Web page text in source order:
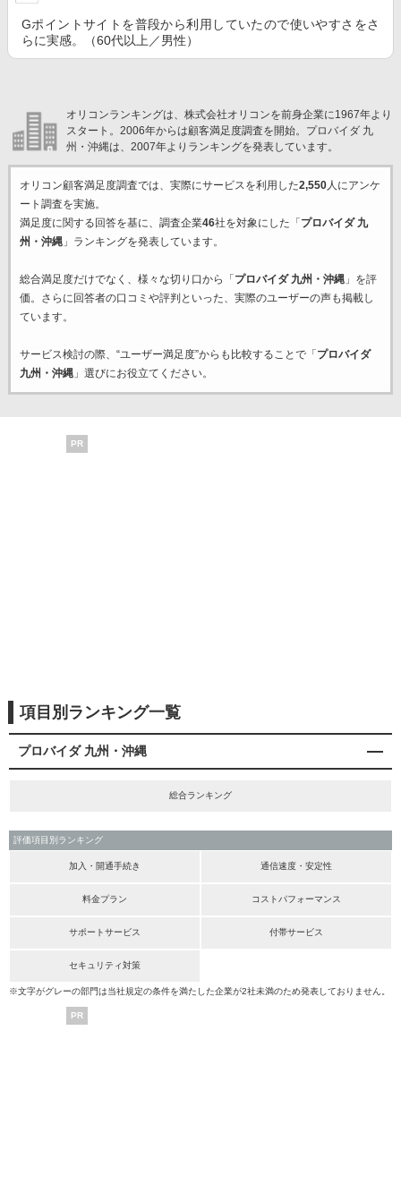
Gポイントサイトを普段から利用していたので使いやすさをさ
らに実感。（60代以上／男性）
オリコンランキングは、株式会社オリコンを前身企業に1967年より
スタート。2006年からは顧客満足度調査を開始。プロバイダ 九
州・沖縄は、2007年よりランキングを発表しています。
オリコン顧客満足度調査では、実際にサービスを利用した2,550人にアンケ
ート調査を実施。
満足度に関する回答を基に、調査企業46社を対象にした「 プロバイダ 九
州・沖縄」ランキングを発表しています。
総合満足度だけでなく、様々な切り口から「 プロバイダ 九州・沖縄」を評
価。さらに回答者の口コミや評判といった、実際のユーザーの声も掲載し
ています。
サービス検討の際、“ユーザー満足度”からも比較することで「 プロバイダ
九州・沖縄」選びにお役立てください。
PR
項目別ランキング一覧
プロバイダ 九州・沖縄
総合ランキング
評価項目別ランキング
加入・開通手続き 通信速度・安定性
料金プラン コストパフォーマンス
サポートサービス 付帯サービス
セキュリティ対策
※文字がグレーの部門は当社規定の条件を満たした企業が2社未満のため発表しておりません。
PR